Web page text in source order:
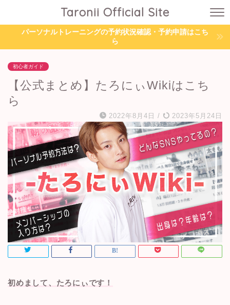
Taronii Official Site
パーソナルトレーニングの予約状況確認・予約申請はこち
ら
初心者ガイド
【公式まとめ】たろにぃWikiはこち
ら
2022年8月4日 / 2023年5月24日
初めまして、たろにぃです！